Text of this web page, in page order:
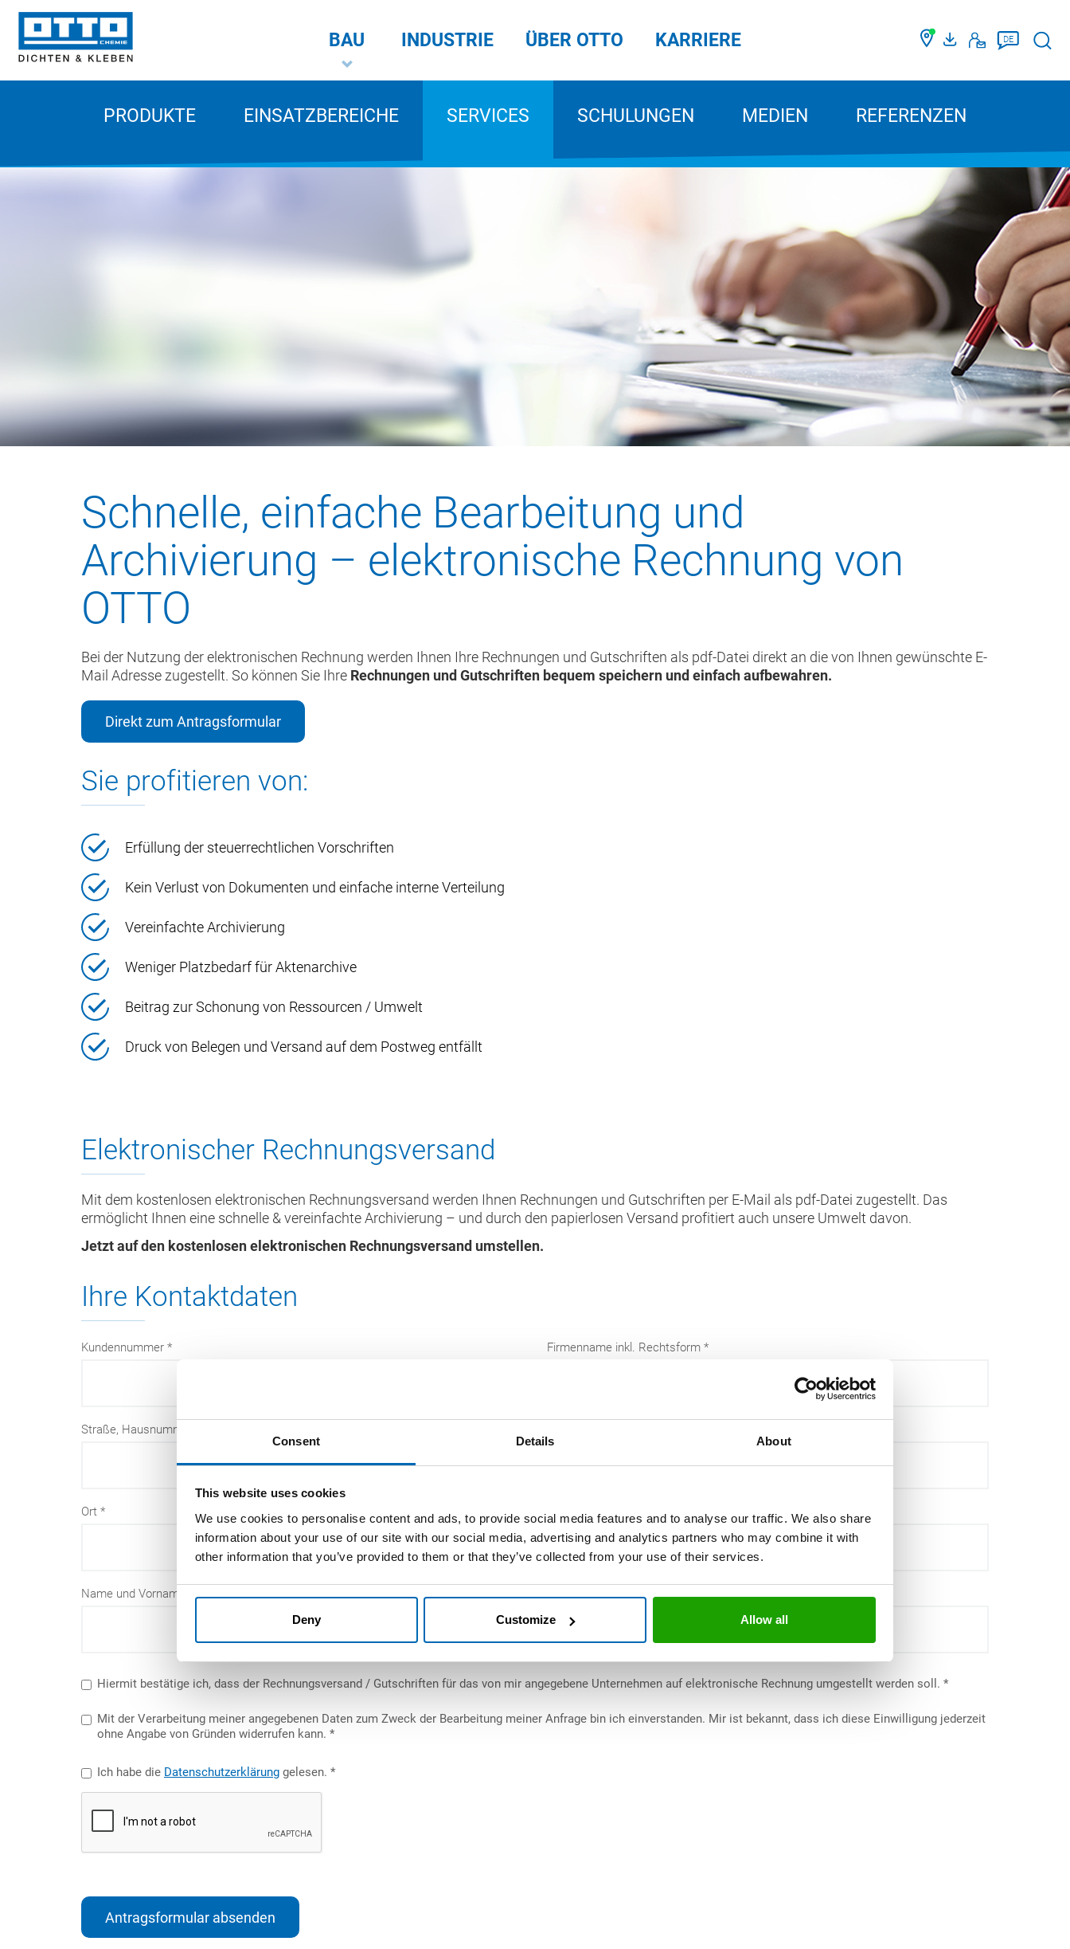
Consent Details About
This website uses cookies
We use cookies to personalise content and ads, to provide social media features and to analyse our traffic. We also share
information about your use of our site with our social media, advertising and analytics partners who may combine it with
other information that you’ve provided to them or that they’ve collected from your use of their services.
Deny Customize Allow all
DE
BAU
PRODUKTE EINSATZBEREICHE SERVICES SCHULUNGEN MEDIEN REFERENZEN
INDUSTRIE ÜBER OTTO KARRIERE
Schnelle, einfache Bearbeitung und
Archivierung – elektronische Rechnung von
OTTO
Bei der Nutzung der elektronischen Rechnung werden Ihnen Ihre Rechnungen und Gutschriften als pdf-Datei direkt an die von Ihnen gewünschte E-
Mail Adresse zugestellt. So können Sie Ihre Rechnungen und Gutschriften bequem speichern und einfach aufbewahren.
Direkt zum Antragsformular
Sie profitieren von:
Erfüllung der steuerrechtlichen Vorschriften
Kein Verlust von Dokumenten und einfache interne Verteilung
Vereinfachte Archivierung
Weniger Platzbedarf für Aktenarchive
Beitrag zur Schonung von Ressourcen / Umwelt
Druck von Belegen und Versand auf dem Postweg entfällt
Elektronischer Rechnungsversand
Mit dem kostenlosen elektronischen Rechnungsversand werden Ihnen Rechnungen und Gutschriften per E-Mail als pdf-Datei zugestellt. Das
ermöglicht Ihnen eine schnelle & vereinfachte Archivierung – und durch den papierlosen Versand profitiert auch unsere Umwelt davon.
Jetzt auf den kostenlosen elektronischen Rechnungsversand umstellen.
Ihre Kontaktdaten
Kundennummer Firmenname inkl. Rechtsform
Straße, Hausnummer
Ort Land
Name und Vorname des Rechnungsempfängers für Rückfragen E-Mail-Adresse für Rechnungsversand
Hiermit bestätige ich, dass der Rechnungsversand / Gutschriften für das von mir angegebene Unternehmen auf elektronische Rechnung umgestellt werden soll.
Mit der Verarbeitung meiner angegebenen Daten zum Zweck der Bearbeitung meiner Anfrage bin ich einverstanden. Mir ist bekannt, dass ich diese Einwilligung jederzeit
ohne Angabe von Gründen widerrufen kann.
Ich habe die Datenschutzerklärung gelesen.
reCAPTCHA
Antragsformular absenden